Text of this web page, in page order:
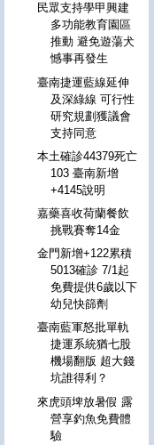
民眾支持學甲興建
多功能教育園區
推動 避免遊蕩犬
憾事再發生
臺南捷運藍線延伸
及深綠線 可行性
研究規劃獲議會
支持同意
本土確診44379死亡
103 臺南新增
+4145說明
嘉藥喜收荷蘭餐飲
挑戰賽奪14金
金門新增+122累積
5013確診 7/1起
免費提供6歲以下
幼兒快篩劑
臺南藍軍怒批單軌
捷運系統猶七股
機場翻版 超大錢
坑誰得利？
來虎頭埤放暑假 露
營享釣魚免費體
驗